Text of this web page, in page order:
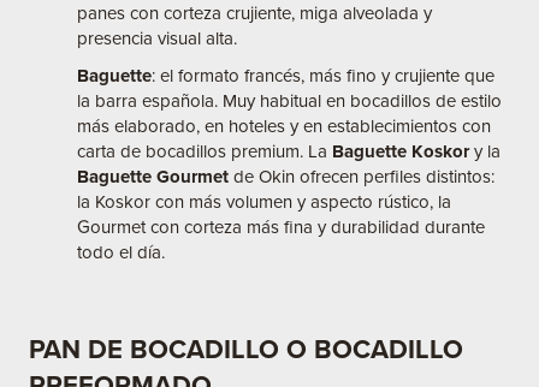
panes con corteza crujiente, miga alveolada y
presencia visual alta.
Baguette: el formato francés, más fino y crujiente que
la barra española. Muy habitual en bocadillos de estilo
más elaborado, en hoteles y en establecimientos con
carta de bocadillos premium. La Baguette Koskory la
Baguette Gourmet de Okin ofrecen perfiles distintos:
la Koskor con más volumen y aspecto rústico, la
Gourmet con corteza más fina y durabilidad durante
todo el día.
PAN DE BOCADILLO O BOCADILLO